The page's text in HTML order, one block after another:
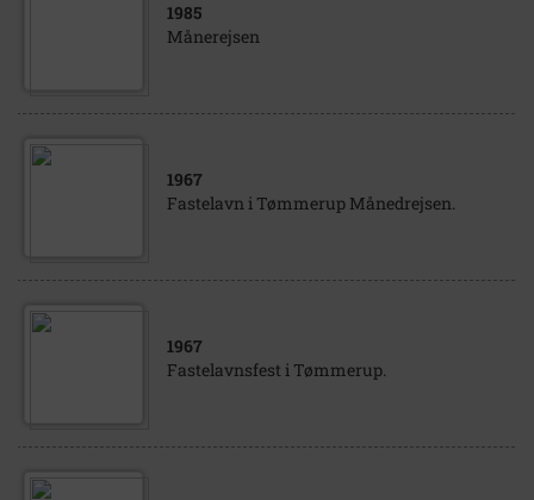
1985
Månerejsen
1967
Fastelavn i Tømmerup Månedrejsen.
1967
Fastelavnsfest i Tømmerup.